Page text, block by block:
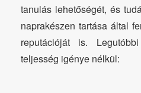
tanulás lehetőségét, és
naprakészen tartása által
reputációját is.
teljesség igénye nélkül: